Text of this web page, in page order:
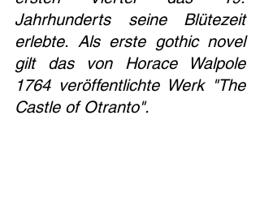
Jahrhunderts seine Blütezeit
erlebte. Als erste gothic novel
gilt das von Horace Walpole
1764 veröffentlichte Werk "The
Castle of Otranto".